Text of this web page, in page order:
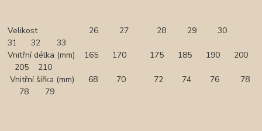
Velikost 26 27 28 29 30
31 32 33
Vnitřní délka (mm) 165 170 175 185 190 200
205 210
Vnitřní šířka (mm) 68 70 72 74 76 78
78 79